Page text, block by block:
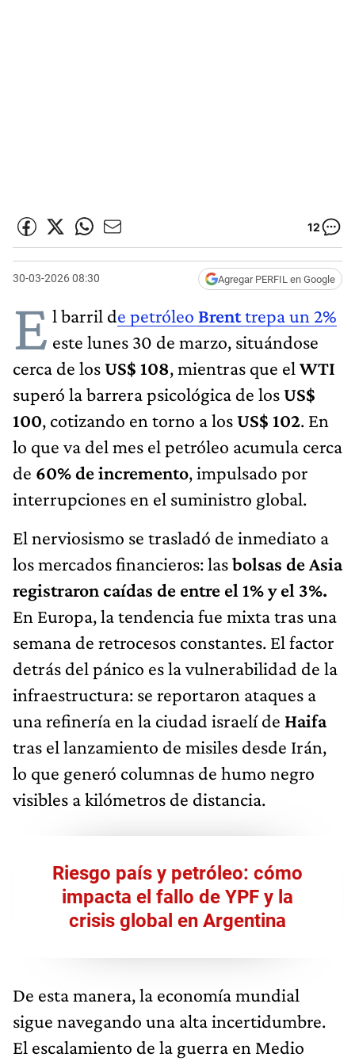
12
30-03-2026 08:30 Agregar PERFIL en Google
E l barril de petróleo Brenttrepa un 2%
este lunes 30 de marzo, situándose
cerca de losUS$ 108, mientras que el WTI
superó la barrera psicológica de losUS$
100, cotizando en torno a losUS$ 102. En
lo que va del mes el petróleo acumula cerca
de 60% de incremento, impulsado por
interrupciones en el suministro global.
El nerviosismo se trasladó de inmediato a
los mercados financieros: lasbolsas de Asia
registraron caídas de entre el 1% y el 3%.
En Europa, la tendencia fue mixta tras una
semana de retrocesos constantes. El factor
detrás del pánico es la vulnerabilidad de la
infraestructura: se reportaron ataques a
una refinería en la ciudad israelí de Haifa
tras el lanzamiento de misiles desde Irán,
lo que generó columnas de humo negro
visibles a kilómetros de distancia.
Riesgo país y petróleo: cómo
impacta el fallo de YPF y la
crisis global en Argentina
De esta manera, la economía mundial
sigue navegando una alta incertidumbre.
El escalamiento de la guerra en Medio